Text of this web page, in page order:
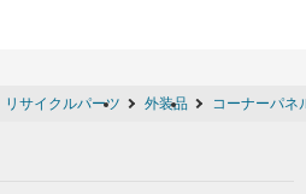
リサイクルパーツ 外装品 コーナーパネ